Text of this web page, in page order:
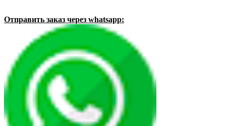
Отправить заказ через whatsapp: